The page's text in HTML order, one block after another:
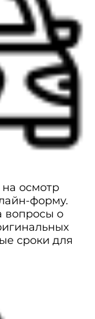
осмотр
форму.
вопросы о
сроки для